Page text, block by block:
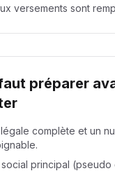
versements sont
préparer
complète et un
principal